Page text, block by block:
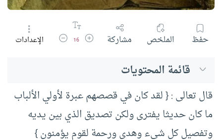
حفظ الملخص مشاركة زيادة حجم الخط
16 تقليل حجم الخط
الإعدادات
قائمة المحتويات
قال تعالى : { لقد كان في قصصهم عبرة لأولي الألباب
ما كان حديثا يفترى ولكن تصديق الذي بين يديه
وتفصيل كل شيء وهدى ورحمة لقوم يؤمنون }